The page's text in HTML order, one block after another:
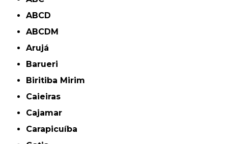
ABCD
ABCDM
Arujá
Barueri
Biritiba Mirim
Caieiras
Cajamar
Carapicuíba